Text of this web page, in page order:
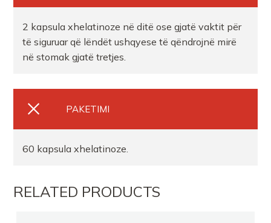
2 kapsula xhelatinoze në ditë ose gjatë vaktit për
të siguruar që lëndët ushqyese të qëndrojnë mirë
në stomak gjatë tretjes.
PAKETIMI
60 kapsula xhelatinoze.
RELATED PRODUCTS